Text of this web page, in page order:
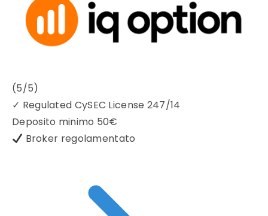
(5/5)
✓ Regulated CySEC License 247/14
Deposito minimo 50€
Broker regolamentato